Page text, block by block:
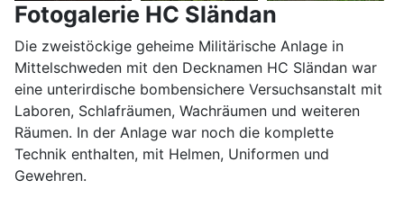
Fotogalerie HC Sländan
Die zweistöckige geheime Militärische Anlage in
Mittelschweden mit den Decknamen HC Sländan war
eine unterirdische bombensichere Versuchsanstalt mit
Laboren, Schlafräumen, Wachräumen und weiteren
Räumen. In der Anlage war noch die komplette
Technik enthalten, mit Helmen, Uniformen und
Gewehren.